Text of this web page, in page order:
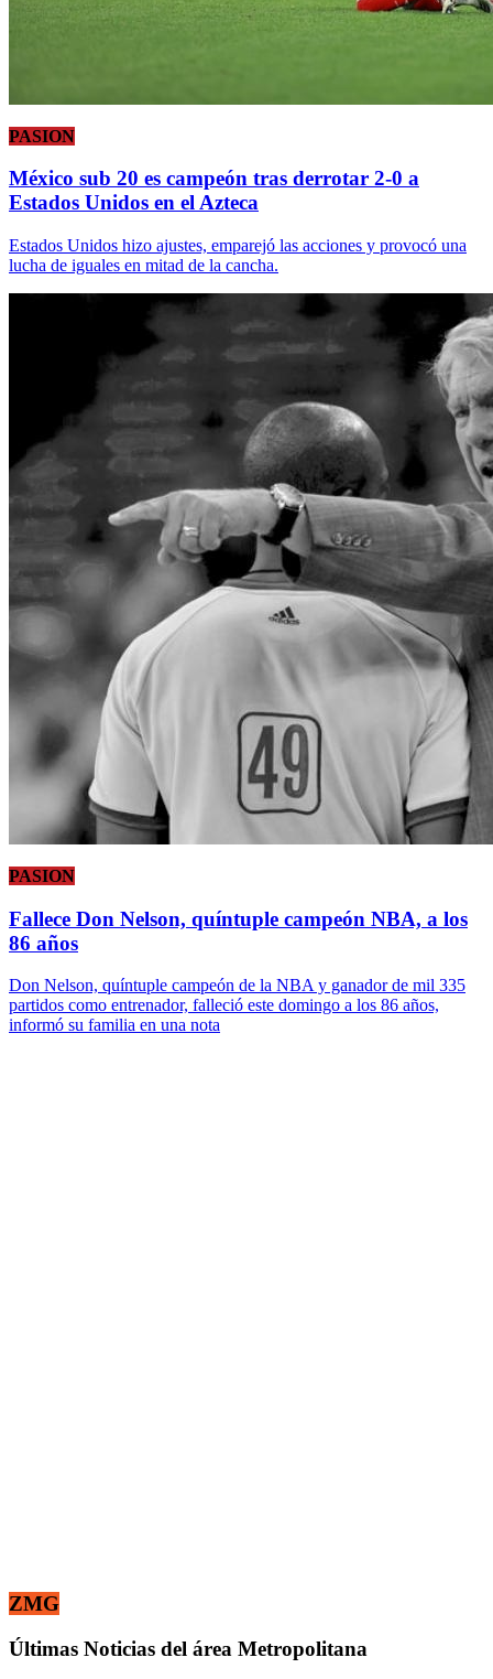
PASION
México sub 20 es campeón tras derrotar 2-0 a
Estados Unidos en el Azteca
Estados Unidos hizo ajustes, emparejó las acciones y provocó una
lucha de iguales en mitad de la cancha.
PASION
Fallece Don Nelson, quíntuple campeón NBA, a los
86 años
Don Nelson, quíntuple campeón de la NBA y ganador de mil 335
partidos como entrenador, falleció este domingo a los 86 años,
informó su familia en una nota
ZMG
Últimas Noticias del área Metropolitana